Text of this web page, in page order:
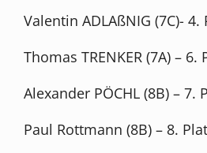
Valentin ADLAßNIG (7C)- 4.
Thomas TRENKER (7A) – 6.
Alexander PÖCHL (8B) – 7.
Paul Rottmann (8B) – 8.